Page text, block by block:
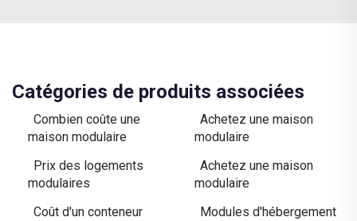
Catégories de produits associées
Combien coûte une
maison modulaire
Achetez une maison
modulaire
Prix des logements
modulaires
Achetez une maison
modulaire
Coût d'un conteneur
Modules d'hébergement